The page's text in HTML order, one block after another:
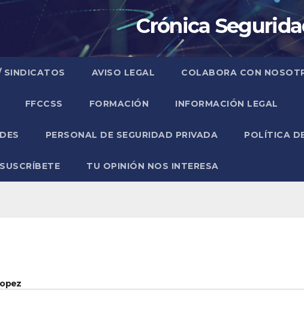
Crónica
SINDICATOS AVISO LEGAL COLABORA CON
FFCCSS FORMACIÓN INFORMACIÓN LEGAL
PERSONAL DE SEGURIDAD PRIVADA POLÍTICA
SUSCRÍBETE TU OPINIÓN NOS INTERESA